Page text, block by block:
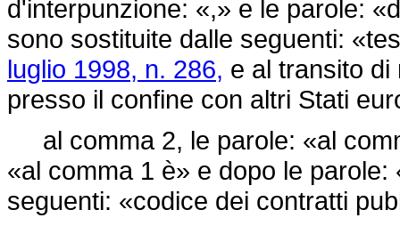
d'interpunzione: «,» e le parole: «
sono sostituite dalle seguenti:
luglio 1998, n. 286, e al transito di
presso il confine con altri Stati
al comma 2, le parole: «al
«al comma 1 è» e dopo le
seguenti: «codice dei contratti